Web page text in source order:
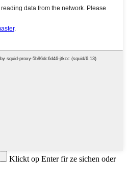
Klickt op Enter fir ze sichen oder